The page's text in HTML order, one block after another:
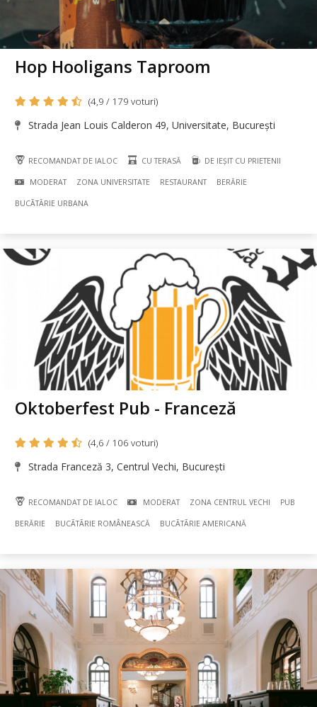
Hop Hooligans Taproom
(4,9 / 179 voturi)
Strada Jean Louis Calderon 49, Universitate, București
RECOMANDAT DE IALOC CU TERASĂ DE IEȘIT CU PRIETENII
MODERAT ZONA UNIVERSITATE RESTAURANT BERĂRIE
BUCÃTÃRIE URBANA
Oktoberfest Pub - Franceză
(4,6 / 106 voturi)
Strada Franceză 3, Centrul Vechi, București
RECOMANDAT DE IALOC MODERAT ZONA CENTRUL VECHI PUB
BERĂRIE BUCÃTÃRIE ROMÂNEASCĂ BUCÃTÃRIE AMERICANĂ